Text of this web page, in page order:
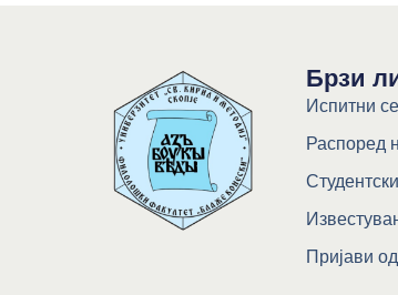
Брзи
Испитни
Распоред
Пријави